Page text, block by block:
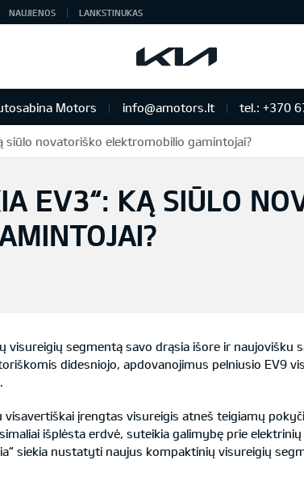
NAUJIENOS LANKSTINUKAS
Motors info@amotors.lt tel.: +370
Auto išskirtiniam žmogui
siūlo novatoriško elektromobilio gamintojai?
EV3“: KĄ SIŪLO
visureigių segmentą savo drąsia išore ir naujovišku
didesniojo, apdovanojimus pelniusio EV9
įrengtas visureigis atneš teigiamų
išplėsta erdvė, suteikia galimybę prie
siekia nustatyti naujus kompaktinių visureigių